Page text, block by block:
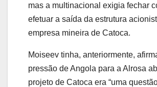
mas a multinacional exigia fechar
efetuar a saída da estrutura
empresa mineira de Catoca.
Moiseev tinha, anteriormente,
pressão de Angola para a Alrosa
projeto de Catoca era “uma